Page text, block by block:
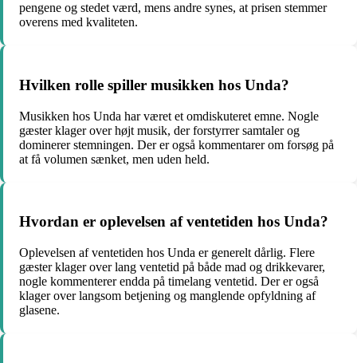
pengene og stedet værd, mens andre synes, at prisen stemmer
overens med kvaliteten.
Hvilken rolle spiller musikken hos Unda?
Musikken hos Unda har været et omdiskuteret emne. Nogle
gæster klager over højt musik, der forstyrrer samtaler og
dominerer stemningen. Der er også kommentarer om forsøg på
at få volumen sænket, men uden held.
Hvordan er oplevelsen af ventetiden hos Unda?
Oplevelsen af ventetiden hos Unda er generelt dårlig. Flere
gæster klager over lang ventetid på både mad og drikkevarer,
nogle kommenterer endda på timelang ventetid. Der er også
klager over langsom betjening og manglende opfyldning af
glasene.